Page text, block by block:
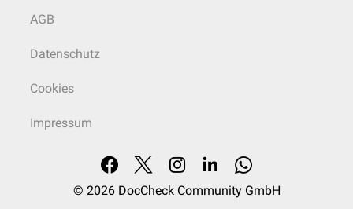
AGB
Datenschutz
Cookies
Impressum
© 2026 DocCheck Community GmbH